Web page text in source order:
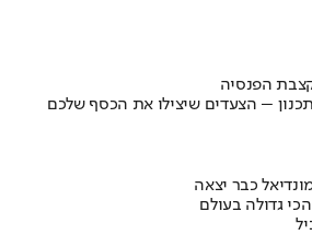
הפנסיה
– הצעדים שיצילו את הכסף שלכם
כבר יצאה
גדולה בעולם